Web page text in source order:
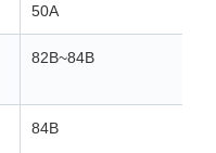
50А
82В~84В
84В